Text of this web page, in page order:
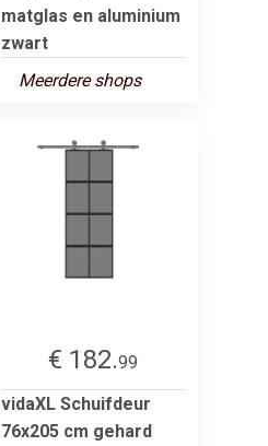
matglas en aluminium
zwart
Meerdere shops
€ 182.99
vidaXL Schuifdeur
76x205 cm gehard